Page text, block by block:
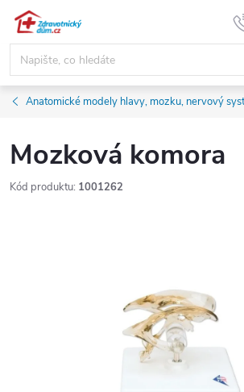
Přejít
obsah
Anatomické modely hlavy, mozku, nervový
Mozková komora
Kód produktu: 1001262